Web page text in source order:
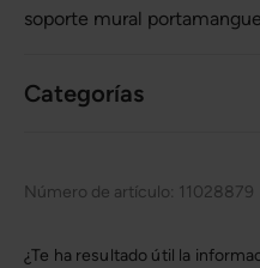
soporte mural
Categorías
Número de artículo: 11028879
¿Te ha resultado útil la